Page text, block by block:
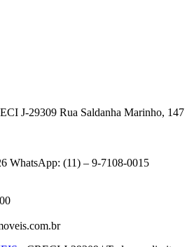
J-29309 Rua Saldanha Marinho, 147
WhatsApp: (11) – 9-7108-0015